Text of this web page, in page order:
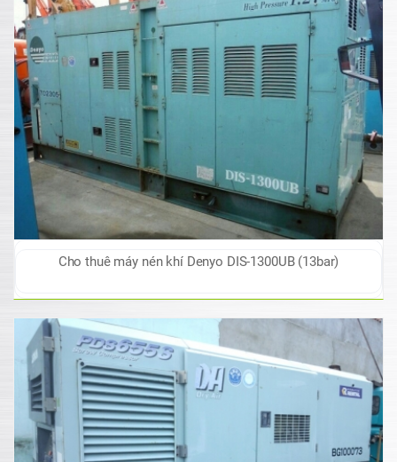
Cho thuê máy nén khí Denyo DIS-1300UB (13bar)